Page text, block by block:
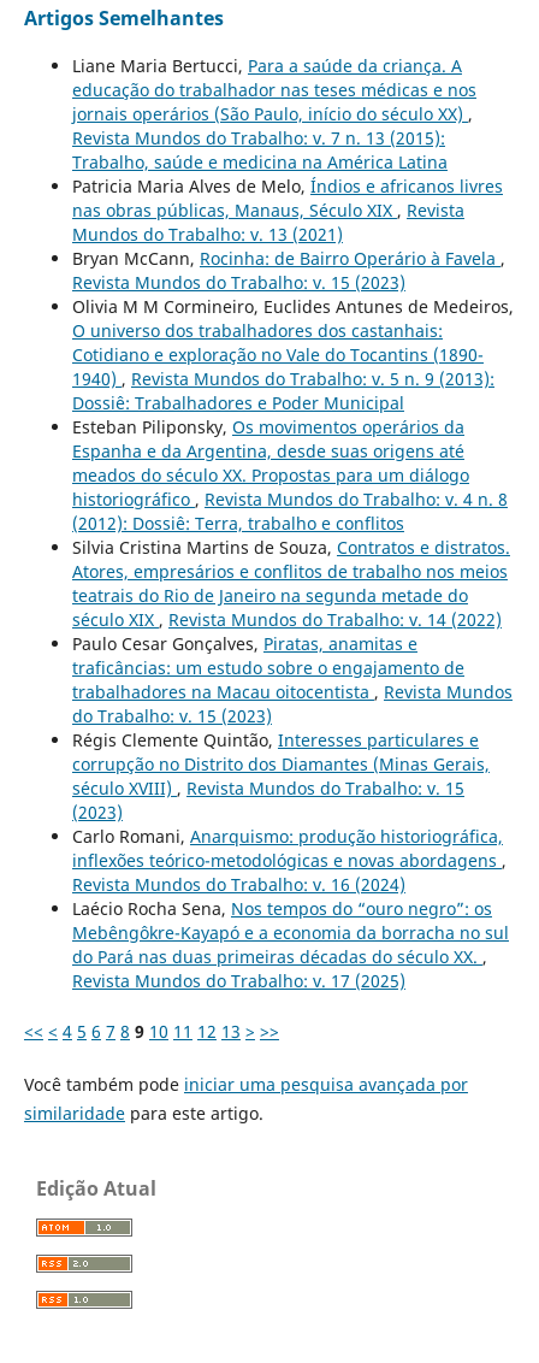
Artigos Semelhantes
Liane Maria Bertucci, Para a saúde da criança. A
educação do trabalhador nas teses médicas e nos
jornais operários (São Paulo, início do século XX) ,
Revista Mundos do Trabalho: v. 7 n. 13 (2015):
Trabalho, saúde e medicina na América Latina
Patricia Maria Alves de Melo, Índios e africanos livres
nas obras públicas, Manaus, Século XIX , Revista
Mundos do Trabalho: v. 13 (2021)
Bryan McCann, Rocinha: de Bairro Operário à Favela ,
Revista Mundos do Trabalho: v. 15 (2023)
Olivia M M Cormineiro, Euclides Antunes de Medeiros,
O universo dos trabalhadores dos castanhais:
Cotidiano e exploração no Vale do Tocantins (1890-
1940) , Revista Mundos do Trabalho: v. 5 n. 9 (2013):
Dossiê: Trabalhadores e Poder Municipal
Esteban Piliponsky, Os movimentos operários da
Espanha e da Argentina, desde suas origens até
meados do século XX. Propostas para um diálogo
historiográfico , Revista Mundos do Trabalho: v. 4 n. 8
(2012): Dossiê: Terra, trabalho e conflitos
Silvia Cristina Martins de Souza, Contratos e distratos.
Atores, empresários e conflitos de trabalho nos meios
teatrais do Rio de Janeiro na segunda metade do
século XIX , Revista Mundos do Trabalho: v. 14 (2022)
Paulo Cesar Gonçalves, Piratas, anamitas e
traficâncias: um estudo sobre o engajamento de
trabalhadores na Macau oitocentista , Revista Mundos
do Trabalho: v. 15 (2023)
Régis Clemente Quintão, Interesses particulares e
corrupção no Distrito dos Diamantes (Minas Gerais,
século XVIII) , Revista Mundos do Trabalho: v. 15
(2023)
Carlo Romani, Anarquismo: produção historiográfica,
inflexões teórico-metodológicas e novas abordagens ,
Revista Mundos do Trabalho: v. 16 (2024)
Laécio Rocha Sena, Nos tempos do “ouro negro”: os
Mebêngôkre-Kayapó e a economia da borracha no sul
do Pará nas duas primeiras décadas do século XX. ,
Revista Mundos do Trabalho: v. 17 (2025)
<< < 4 5 6 7 8 9 10 11 12 13 > >>
Você também pode iniciar uma pesquisa avançada por
similaridadepara este artigo.
Edição Atual